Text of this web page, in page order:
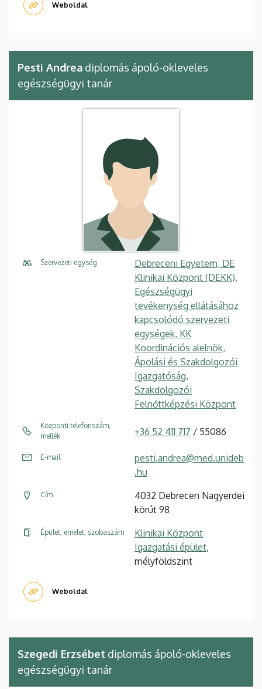
Weboldal
Pesti Andrea diplomás ápoló-okleveles
egészségügyi tanár
Szervezeti egység
Debreceni Egyetem, DE
Klinikai Központ (DEKK),
Egészségügyi
tevékenység ellátásához
kapcsolódó szervezeti
egységek, KK
Koordinációs alelnök,
Ápolási és Szakdolgozói
Igazgatóság,
Szakdolgozói
Felnőttképzési Központ
Központi telefonszám,
mellék
+36 52 411 717 / 55086
E-mail
pesti.andrea@med.unideb
.hu
Cím
4032 Debrecen Nagyerdei
körút 98
Épület, emelet, szobaszám
Klinikai Központ
Igazgatási épület,
mélyföldszint
Weboldal
Szegedi Erzsébet diplomás ápoló-okleveles
egészségügyi tanár